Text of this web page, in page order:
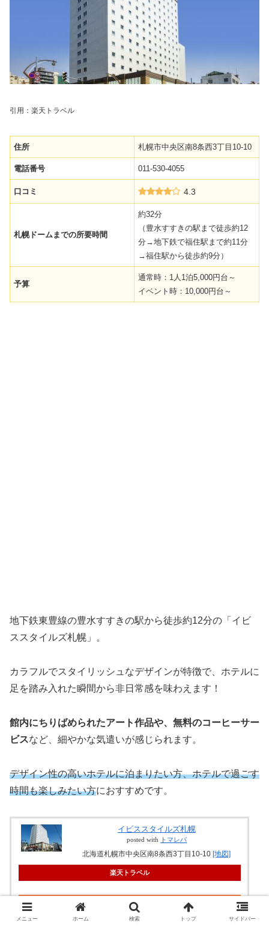
引用：楽天トラベル
住所 札幌市中央区南8条西3丁目10-10
電話番号 011-530-4055
口コミ 4.3
札幌ドームまでの所要時間
約32分
（豊水すすきの駅まで徒歩約12
分→地下鉄で福住駅まで約11分
→福住駅から徒歩約9分）
予算
通常時：1人1泊5,000円台～
イベント時：10,000円台～
地下鉄東豊線の豊水すすきの駅から徒歩約12分の「イビ
ススタイルズ札幌」。
カラフルでスタイリッシュなデザインが特徴で、ホテルに
足を踏み入れた瞬間から非日常感を味わえます！
館内にちりばめられたアート作品や、無料のコーヒーサー
ビスなど、細やかな気遣いが感じられます。
デザイン性の高いホテルに泊まりたい方、ホテルで過ごす
時間も楽しみたい方におすすめです。
イビススタイルズ札幌
posted with トマレバ
北海道札幌市中央区南8条西3丁目10-10[地図]
楽天トラベル
じゃらん
JTB
メニュー ホーム 検索 トップ サイドバー